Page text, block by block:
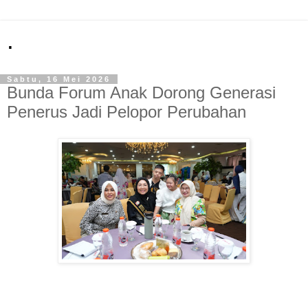
.
Sabtu, 16 Mei 2026
Bunda Forum Anak Dorong Generasi
Penerus Jadi Pelopor Perubahan